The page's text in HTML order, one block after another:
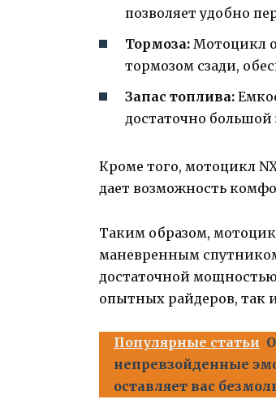
позволяет удобно
Тормоза: Мотоцикл
тормозом сзади,
Запас топлива:
достаточно большой
Кроме того, мотоцикл
дает возможность
Таким образом,
маневренным
достаточной
опытных райдеров, так
Популярные статьи
непревзойденные
оставляет вас